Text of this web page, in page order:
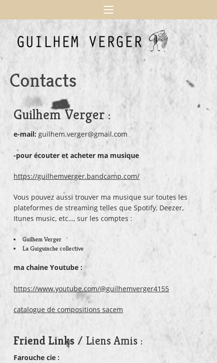
Contacts
Guilhem Verger :
e-mail: guilhem.verger@gmail.com
-pour écouter et acheter ma musique
https://guilhemverger.bandcamp.com/
Vous pouvez aussi trouver ma musique sur toutes les
plateformes de streaming telles que Spotify, Deezer,
Itunes music, etc…, sur les comptes :
Guilhem Verger
La Guiguinche collective
ma chaine Youtube :
https://www.youtube.com/@guilhemverger4155
catalogue de compositions sacem
Friend Links/ Liens Amis :
Farouche cie :